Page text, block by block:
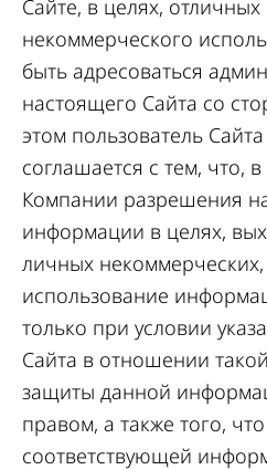
Сайте, в целях,
некоммерческого
быть адресоваться
настоящего Сайта со
этом пользователь
соглашается с тем, что,
Компании разрешения
информации в целях,
личных
использование
только при условии
Сайта в отношении
защиты данной
правом, а также того,
соответствующей